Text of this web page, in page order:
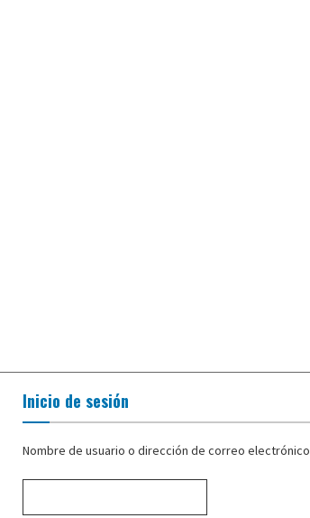
Inicio de sesión
Nombre de usuario o dirección de correo electrónico